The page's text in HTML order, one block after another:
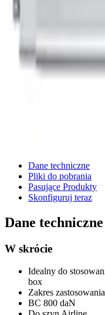
Dane techniczne
Pliki do pobrania
Pasujące Produkty
Skonfiguruj teraz
Dane techniczne
W skrócie
Idealny do
box
Zakres
BC 800 daN